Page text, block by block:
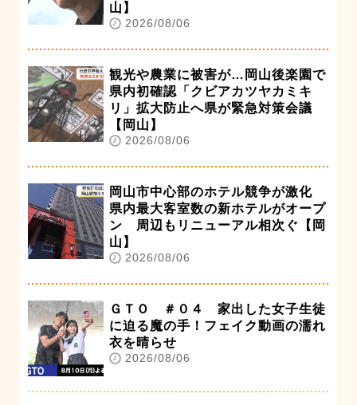
山】
2026/08/06
観光や農業に被害が…岡山後楽園で
県内初確認「クビアカツヤカミキ
リ」拡大防止へ県が緊急対策会議
【岡山】
2026/08/06
岡山市中心部のホテル競争が激化
県内最大客室数の新ホテルがオープ
ン 周辺もリニューアル相次ぐ【岡
山】
2026/08/06
ＧＴＯ ＃０４ 家出した女子生徒
に迫る魔の手！フェイク動画の濡れ
衣を晴らせ
2026/08/06